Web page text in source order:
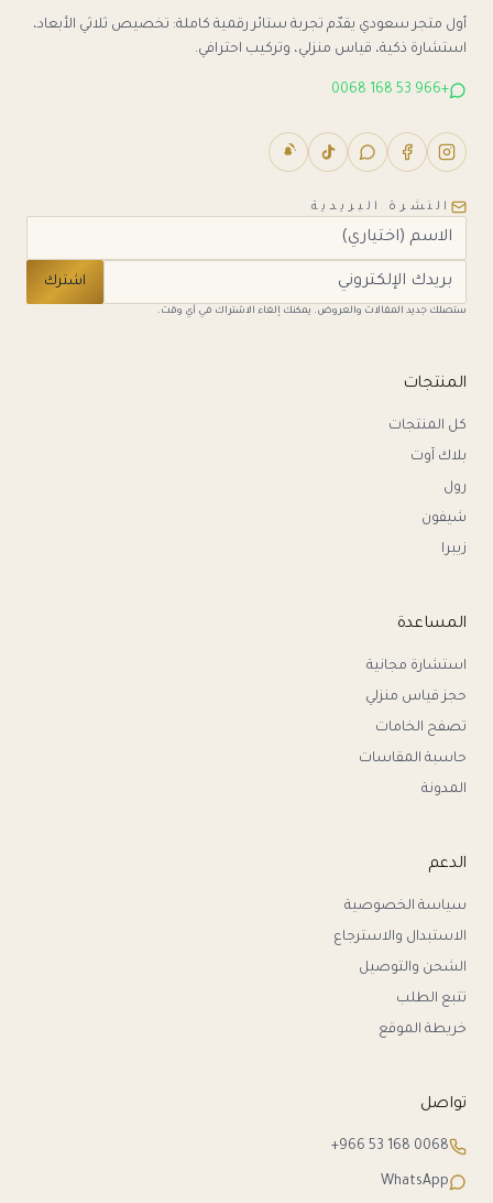
أول متجر سعودي يقدّم تجربة ستائر رقمية كاملة: تخصيص ثلاثي الأبعاد،
استشارة ذكية، قياس منزلي، وتركيب احترافي.
+966 53 168 0068
النشرة البريدية
اشترك
ستصلك جديد المقالات والعروض. يمكنك إلغاء الاشتراك في أي وقت.
المنتجات
كل المنتجات
بلاك آوت
رول
شيفون
زيبرا
المساعدة
استشارة مجانية
حجز قياس منزلي
تصفح الخامات
حاسبة المقاسات
المدونة
الدعم
سياسة الخصوصية
الاستبدال والاسترجاع
الشحن والتوصيل
تتبع الطلب
خريطة الموقع
تواصل
+966 53 168 0068
WhatsApp